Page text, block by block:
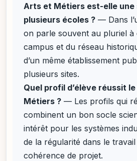
Arts et Métiers est-elle une
plusieurs écoles ? — Dans
on parle souvent au pluriel à
campus et du réseau
d’un même établissement
plusieurs sites.
Quel profil d’élève réussit
Métiers ? — Les profils qui
combinent un bon socle
intérêt pour les systèmes
de la régularité dans le
cohérence de projet.